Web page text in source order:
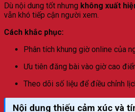
Dù nội dung tốt nhưng không xuất
vẫn khó tiếp cận người xem.
Cách khắc phục:
Phân tích khung giờ online của
Ưu tiên đăng bài vào giờ cao
Theo dõi số liệu để điều chỉnh
Nội dung thiếu cảm xúc và